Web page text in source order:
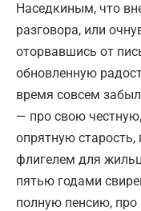
Наседкиным, что
разговора, или
оторвавшись от
обновленную
время совсем
— про свою
опрятную
флигелем для
пятью годами
полную пенсию, про